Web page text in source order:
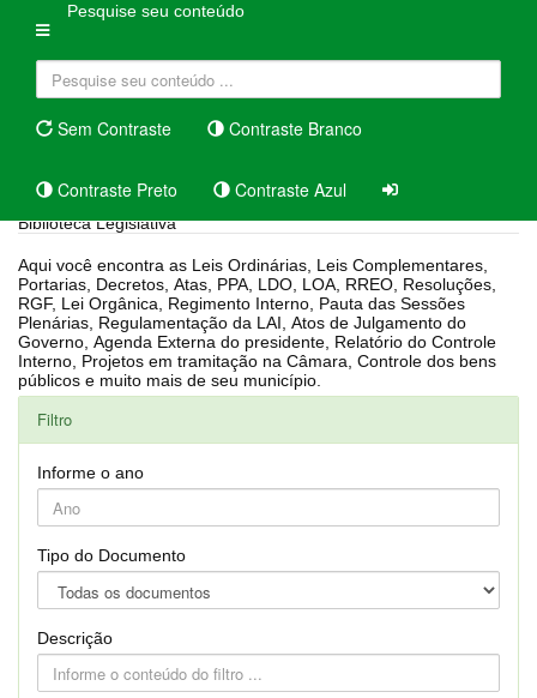
Pesquise seu conteúdo
Sem Contraste Contraste Branco
Contraste Preto Contraste Azul
Biblioteca Legislativa
Aqui você encontra as Leis Ordinárias, Leis Complementares,
Portarias, Decretos, Atas, PPA, LDO, LOA, RREO, Resoluções,
RGF, Lei Orgânica, Regimento Interno, Pauta das Sessões
Plenárias, Regulamentação da LAI, Atos de Julgamento do
Governo, Agenda Externa do presidente, Relatório do Controle
Interno, Projetos em tramitação na Câmara, Controle dos bens
públicos e muito mais de seu município.
Filtro
Informe o ano
Tipo do Documento
Descrição